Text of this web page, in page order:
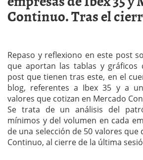
Continuo. Tras el
Repaso y reflexiono en este post
que aportan las tablas y gráficos
post que tienen tras este, en el
blog, referentes a Ibex 35 y a
valores que cotizan en Mercado
Se trata de un análisis del
mínimos y del volumen en cada
de una selección de 50 valores que
Continuo, al cierre de la última